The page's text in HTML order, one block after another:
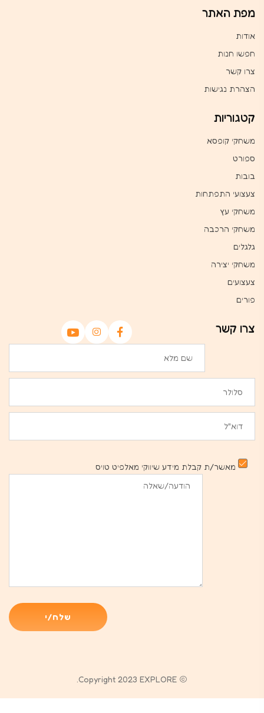
מפת האתר
אודות
חפשו חנות
צרו קשר
הצהרת נגישות
קטגוריות
משחקי קופסא
ספורט
בובות
צעצועי התפתחות
משחקי עץ
משחקי הרכבה
גלגלים
משחקי יצירה
צעצועים
פורים
צרו קשר
מאשר/ת קבלת מידע שיווקי מאלפיט טויס